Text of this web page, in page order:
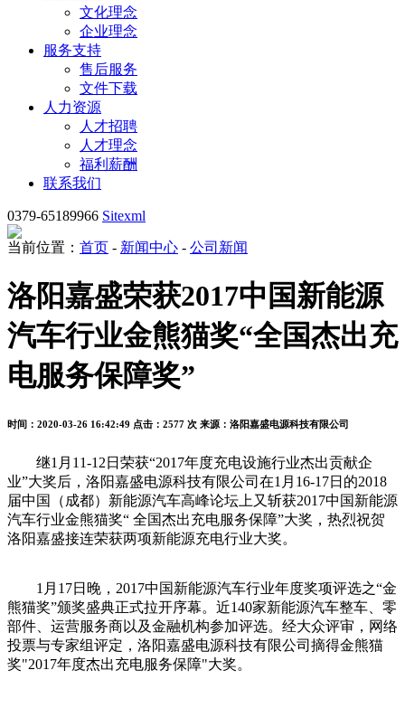
文化理念
企业理念
服务支持
售后服务
文件下载
人力资源
人才招聘
人才理念
福利薪酬
联系我们
0379-65189966 Sitexml
当前位置： 首页 - 新闻中心 - 公司新闻
洛阳嘉盛荣获2017中国新能源
汽车行业金熊猫奖“全国杰出充
电服务保障奖”
时间：2020-03-26 16:42:49 点击：2577 次 来源：洛阳嘉盛电源科技有限公司
继1月11-12日荣获“2017年度充电设施行业杰出贡献企
业”大奖后，洛阳嘉盛电源科技有限公司在1月16-17日的2018
届中国（成都）新能源汽车高峰论坛上又斩获2017中国新能源
汽车行业金熊猫奖“ 全国杰出充电服务保障”大奖，热烈祝贺
洛阳嘉盛接连荣获两项新能源充电行业大奖。
1月17日晚，2017中国新能源汽车行业年度奖项评选之“金
熊猫奖”颁奖盛典正式拉开序幕。近140家新能源汽车整车、零
部件、运营服务商以及金融机构参加评选。经大众评审，网络
投票与专家组评定，洛阳嘉盛电源科技有限公司摘得金熊猫
奖"2017年度杰出充电服务保障"大奖。